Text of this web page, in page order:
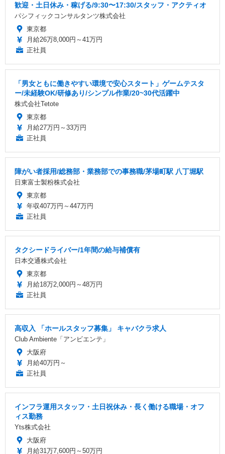
歓迎・土日休み・稼げる/9:30〜17:30/スタッフ・アクティオ
パシフィックコンサルタンツ株式会社
東京都
月給26万8,000円～41万円
正社員
「男女ともに働きやすい環境で安心スタート」ゲームテスタ
ー/未経験OK/研修あり/シンプル作業/20~30代活躍中
株式会社Tetote
東京都
月給27万円～33万円
正社員
障がい者採用/総務部・業務部での事務職/茅場町駅 八丁堀駅
日東富士製粉株式会社
東京都
年収407万円～447万円
正社員
タクシードライバー/1年間の給与補償有
日本交通株式会社
東京都
月給18万2,000円～48万円
正社員
高収入 「ホールスタッフ募集」 キャバクラ求人
Club Ambiente「アンビエンテ」
大阪府
月給40万円～
正社員
インフラ運用スタッフ・土日祝休み・長く働ける職場・オフ
ィス勤務
Yts株式会社
大阪府
月給31万7,600円～50万円